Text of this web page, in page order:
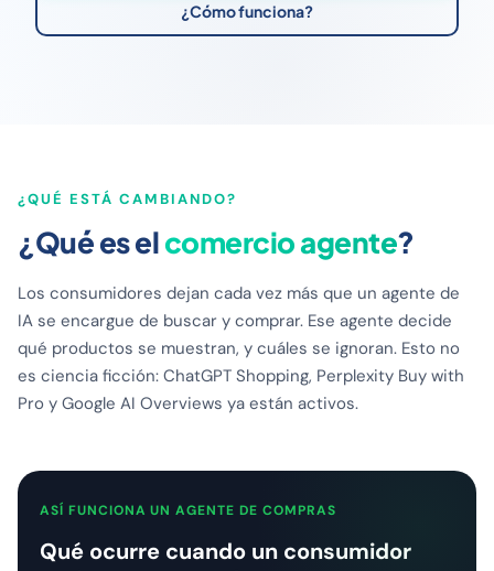
¿Cómo funciona?
¿QUÉ ESTÁ CAMBIANDO?
¿Qué es elcomercio agente?
Los consumidores dejan cada vez más que un agente de
IA se encargue de buscar y comprar. Ese agente decide
qué productos se muestran, y cuáles se ignoran. Esto no
es ciencia ficción: ChatGPT Shopping, Perplexity Buy with
Pro y Google AI Overviews ya están activos.
ASÍ FUNCIONA UN AGENTE DE COMPRAS
Qué ocurre cuando un consumidor